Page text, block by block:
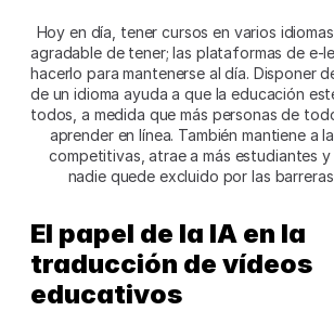
Hoy en día, tener cursos en varios
agradable de tener; las plataformas de e-
hacerlo para mantenerse al día. Disponer
de un idioma ayuda a que la educación
todos, a medida que más personas de
aprender en línea. También mantiene a
competitivas, atrae a más estudiantes
nadie quede excluido por las
El papel de la IA en la
traducción de vídeos
educativos